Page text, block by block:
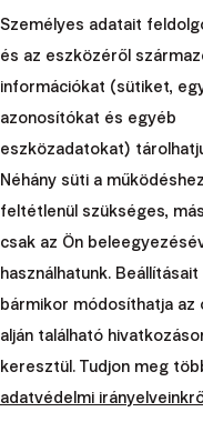
meghívott ismerősei is.
Az összes aktuális
találja meg – mind az
felületen a
További
talál.
Bízunk benne, hogy
köszönhetően még
befektetni. Ha
aclient@finax.eu
Figyelem:Ez a
termékeiről
Személyes adatait
és az eszközéről
információkat (sütiket,
azonosítókat és egyéb
eszközadatokat)
Néhány süti a működéshez
feltétlenül szükséges,
csak az Ön
használhatunk. Beállításait
bármikor módosíthatja az
alján található
keresztül. Tudjon meg
adatvédelmi